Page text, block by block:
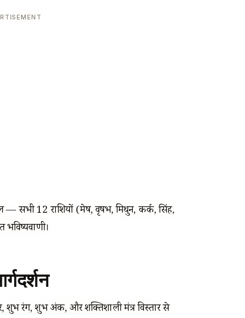
— सभी 12 राशियों (मेष, वृषभ, मिथुन, कर्क, सिंह,
शुभ रंग, शुभ अंक, और शक्तिशाली मंत्र विस्तार से